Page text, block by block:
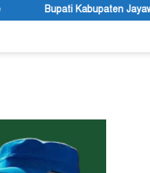
Atenius Murip: Festival